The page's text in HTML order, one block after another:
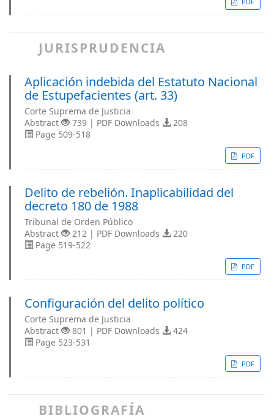
JURISPRUDENCIA
Aplicación indebida del Estatuto Nacional
de Estupefacientes (art. 33)
Corte Suprema de Justicia
Abstract
739 | PDF Downloads
208
Page 509-518
PDF
Delito de rebelión. Inaplicabilidad del
decreto 180 de 1988
Tribunal de Orden Público
Abstract
212 | PDF Downloads
220
Page 519-522
PDF
Configuración del delito político
Corte Suprema de Justicia
Abstract
801 | PDF Downloads
424
Page 523-531
PDF
BIBLIOGRAFÍA